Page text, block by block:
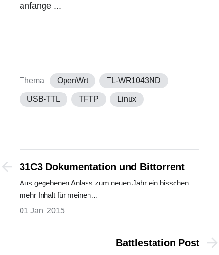
anfange ...
Thema OpenWrt TL-WR1043ND
USB-TTL TFTP Linux
31C3 Dokumentation und Bittorrent
Aus gegebenen Anlass zum neuen Jahr ein bisschen
mehr Inhalt für meinen…
01 Jan. 2015
Battlestation Post